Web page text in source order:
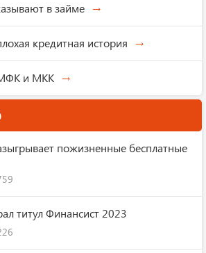
в займе
кредитная история
и МКК
пожизненные бесплатные
титул Финансист 2023